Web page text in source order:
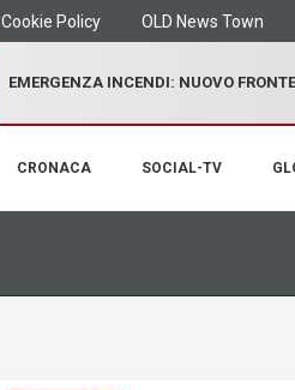
Cookie Policy OLD News Town
EMERGENZA INCENDI: NUOVO
CRONACA SOCIAL-TV